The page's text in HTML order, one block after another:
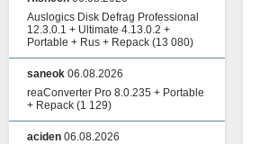
Auslogics Disk Defrag Professional
12.3.0.1 + Ultimate 4.13.0.2 +
Portable + Rus + Repack (13 080)
saneok 06.08.2026
reaConverter Pro 8.0.235 + Portable
+ Repack (1 129)
aciden 06.08.2026